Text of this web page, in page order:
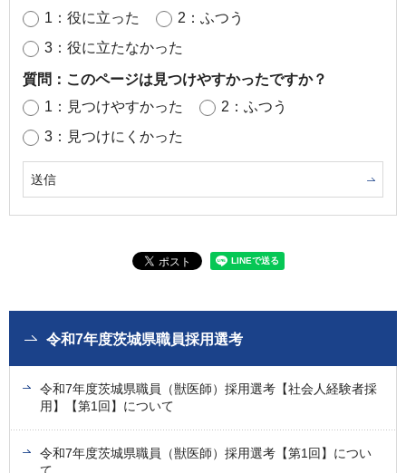
1：役に立った
2：ふつう
3：役に立たなかった
質問：このページは見つけやすかったですか？
1：見つけやすかった
2：ふつう
3：見つけにくかった
令和7年度茨城県職員採用選考
令和7年度茨城県職員（獣医師）採用選考【社会人経験者採
用】【第1回】について
令和7年度茨城県職員（獣医師）採用選考【第1回】につい